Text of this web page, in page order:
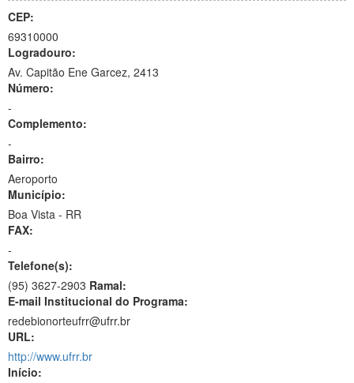
CEP:
69310000
Logradouro:
Av. Capitão Ene Garcez, 2413
Número:
-
Complemento:
-
Bairro:
Aeroporto
Município:
Boa Vista - RR
FAX:
-
Telefone(s):
(95) 3627-2903 Ramal:
E-mail Institucional do Programa:
redebionorteufrr@ufrr.br
URL:
http://www.ufrr.br
Início: